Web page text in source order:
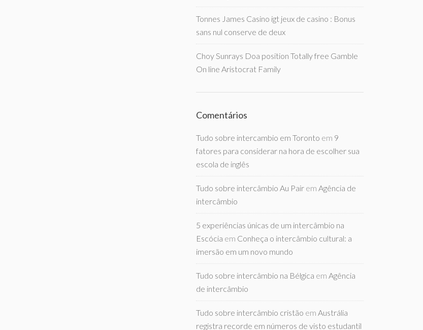
Tonnes James Casino igt jeux de casino : Bonus
sans nul conserve de deux
Choy Sunrays Doa position Totally free Gamble
On line Aristocrat Family
Comentários
Tudo sobre intercambio em Toronto em 9
fatores para considerar na hora de escolher sua
escola de inglês
Tudo sobre intercâmbio Au Pair em Agência de
intercâmbio
5 experiências únicas de um intercâmbio na
Escócia em Conheça o intercâmbio cultural: a
imersão em um novo mundo
Tudo sobre intercâmbio na Bélgica em Agência
de intercâmbio
Tudo sobre intercâmbio cristão em Austrália
registra recorde em números de visto estudantil